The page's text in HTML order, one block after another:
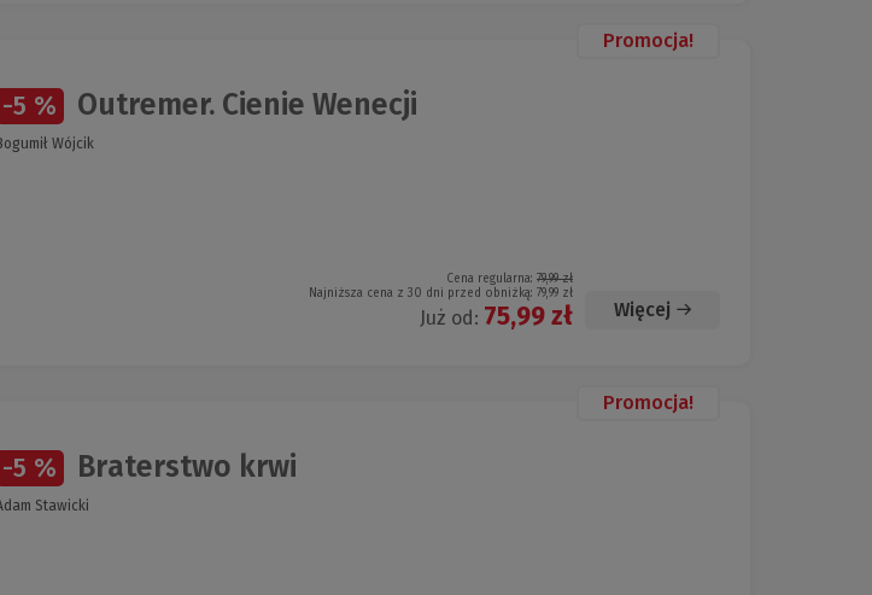
Promocja!
-5 % Outremer. Cienie Wenecji
Wójcik
Cena regularna: 79,99 zł
Najniższa cena z 30 dni przed obniżką: 79,99 zł
Już od: 75,99 zł Więcej
Promocja!
-5 % Braterstwo krwi
Stawicki